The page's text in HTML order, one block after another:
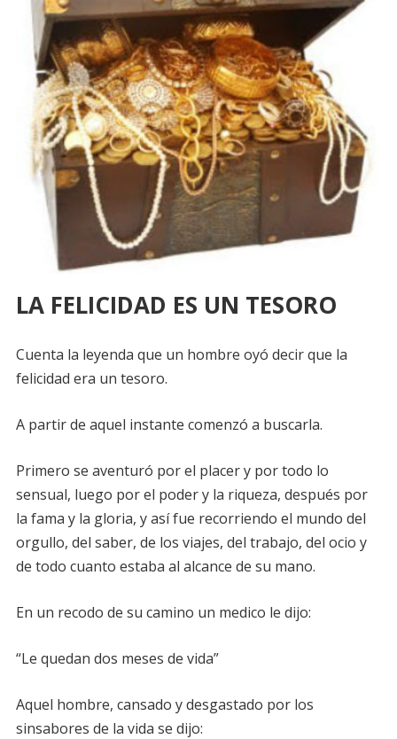
LA FELICIDAD ES UN TESORO
Cuenta la leyenda que un hombre oyó decir que la
felicidad era un tesoro.
A partir de aquel instante comenzó a buscarla.
Primero se aventuró por el placer y por todo lo
sensual, luego por el poder y la riqueza, después por
la fama y la gloria, y así fue recorriendo el mundo del
orgullo, del saber, de los viajes, del trabajo, del ocio y
de todo cuanto estaba al alcance de su mano.
En un recodo de su camino un medico le dijo:
“Le quedan dos meses de vida”
Aquel hombre, cansado y desgastado por los
sinsabores de la vida se dijo: